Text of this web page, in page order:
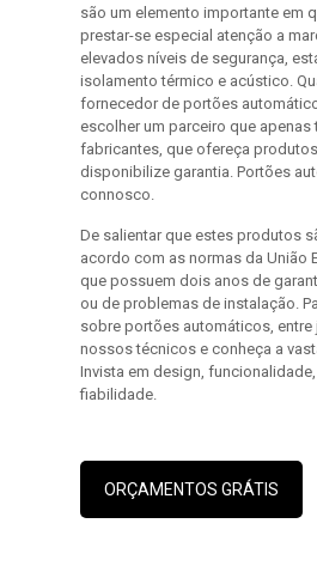
são um elemento importante em
prestar-se especial atenção a
elevados níveis de segurança,
isolamento térmico e acústico.
fornecedor de portões
escolher um parceiro que
fabricantes, que ofereça
disponibilize garantia. Portões
connosco.
De salientar que estes produtos
acordo com as normas da União
que possuem dois anos de
ou de problemas de instalação.
sobre portões automáticos,
nossos técnicos e conheça a
Invista em design,
fiabilidade.
ORÇAMENTOS GRÁTIS